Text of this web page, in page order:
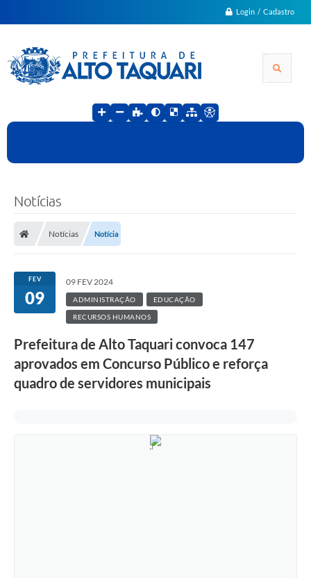
Login / Cadastro
Notícias
Notícias Notícia
FEV
09
09 FEV 2024
ADMINISTRAÇÃO EDUCAÇÃO
RECURSOS HUMANOS
Prefeitura de Alto Taquari convoca 147
aprovados em Concurso Público e reforça
quadro de servidores municipais